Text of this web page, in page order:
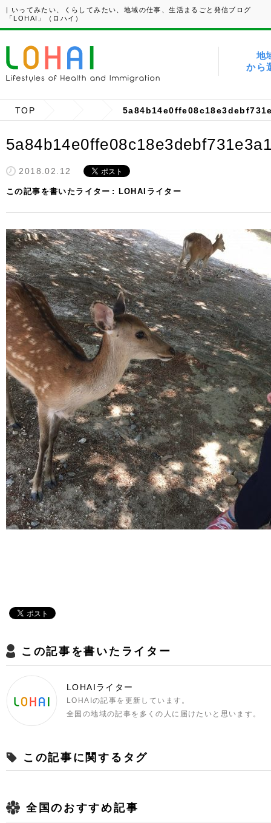
| いってみたい、くらしてみたい、地域の仕事、生活まるごと発信ブログ
「LOHAI」（ロハイ）
地
から
TOP
2018.02.12
この記事を書いたライター LOHAIライター
この記事を書いたライター
LOHAIライター
LOHAIの記事を更新しています。
全国の地域の記事を多くの人に届けたいと思います。
この記事に関するタグ
全国のおすすめ記事